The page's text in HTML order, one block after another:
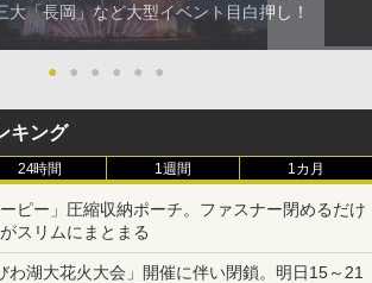
大「長岡」など大型イベント目白押し！
● ● ● ● ● ●
キング
24時間 1週間 1カ月
ピー」圧縮収納ポーチ。ファスナー閉めるだけ
スリムにまとまる
わ湖大花火大会」開催に伴い閉鎖。明日15～21